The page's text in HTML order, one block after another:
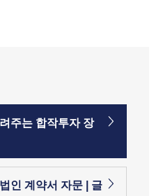
주는 합작투자 장
인 계약서 자문 | 글